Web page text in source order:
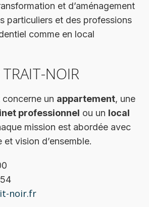
et d’aménagement
particuliers et des professions
comme en local
NOIR
un appartement, une
professionnel ou un local
mission est abordée avec
vision d’ensemble.
noir.fr